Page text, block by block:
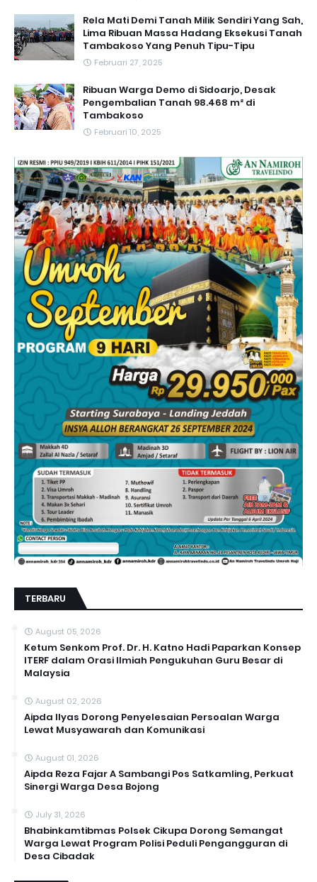
Rela Mati Demi Tanah Milik Sendiri Yang Sah,
Lima Ribuan Massa Hadang Eksekusi Tanah
Tambakoso Yang Penuh Tipu-Tipu
Februari 27, 2025
Ribuan Warga Demo di Sidoarjo, Desak
Pengembalian Tanah 98.468 m² di
Tambakoso
Februari 10, 2025
TERBARU
August 05, 2026
Ketum Senkom Prof. Dr. H. Katno Hadi Paparkan Konsep
ITERF dalam Orasi Ilmiah Pengukuhan Guru Besar di
Malaysia
August 02, 2026
Aipda Ilyas Dorong Penyelesaian Persoalan Warga
Lewat Musyawarah dan Komunikasi
August 01, 2026
Aipda Reza Fajar A Sambangi Pos Satkamling, Perkuat
Sinergi Warga Desa Bojong
July 31, 2026
Bhabinkamtibmas Polsek Cikupa Dorong Semangat
Warga Lewat Program Polisi Peduli Pengangguran di
Desa Cibadak